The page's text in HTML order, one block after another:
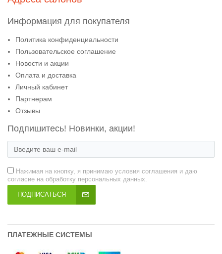
Информация для покупателя
Политика конфиденциальности
Пользовательское соглашение
Новости и акции
Оплата и доставка
Личный кабинет
Партнерам
Отзывы
Подпишитесь! Новинки, акции!
Нажимая на кнопку, я принимаю условия соглашения и даю
согласие на обработку персональных данных.
ПОДПИСАТЬСЯ
ПЛАТЕЖНЫЕ СИСТЕМЫ